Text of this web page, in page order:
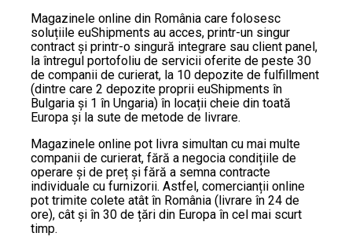
Magazinele online din România care folosesc
soluțiile euShipments au acces, printr-un singur
contract și printr-o singură integrare sau client panel,
la întregul portofoliu de servicii oferite de peste 30
de companii de curierat, la 10 depozite de fulfillment
(dintre care 2 depozite proprii euShipments în
Bulgaria și 1 în Ungaria) în locații cheie din toată
Europa și la sute de metode de livrare.
Magazinele online pot livra simultan cu mai multe
companii de curierat, fără a negocia condițiile de
operare și de preț și fără a semna contracte
individuale cu furnizorii. Astfel, comercianții online
pot trimite colete atât în România (livrare în 24 de
ore), cât și în 30 de țări din Europa în cel mai scurt
timp.